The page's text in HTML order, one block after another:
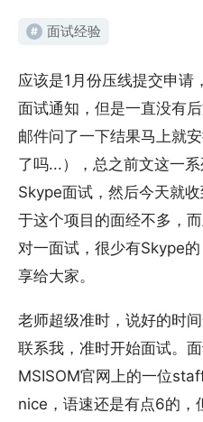
# 面试经验
应该是1月份压线提交申请
面试通知，但是一直没有
邮件问了一下结果马上就
了吗...），总之前文这一
Skype面试，然后今天就
于这个项目的面经不多，
对一面试，很少有Skype
享给大家。
老师超级准时，说好的时
联系我，准时开始面试。
MSISOM官网上的一位
nice，语速还是有点6的，